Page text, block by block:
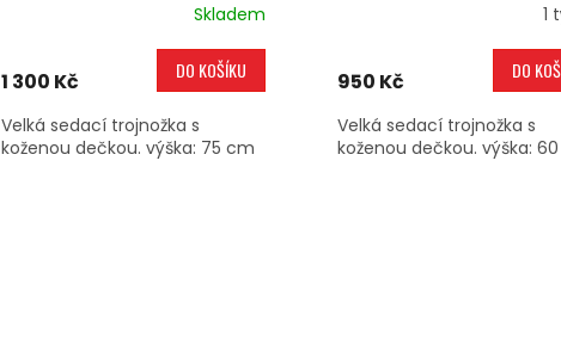
Skladem
1 300 Kč DO KOŠÍKU
Velká sedací trojnožka s
koženou dečkou. výška: 75 cm
1
950 Kč DO
Velká sedací trojnožka s
koženou dečkou. výška: